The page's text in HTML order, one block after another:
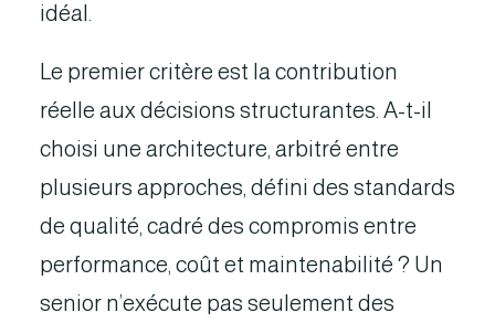
idéal.
Le premier critère est la contribution
réelle aux décisions structurantes. A-t-il
choisi une architecture, arbitré entre
plusieurs approches, défini des standards
de qualité, cadré des compromis entre
performance, coût et maintenabilité ? Un
senior n’exécute pas seulement des